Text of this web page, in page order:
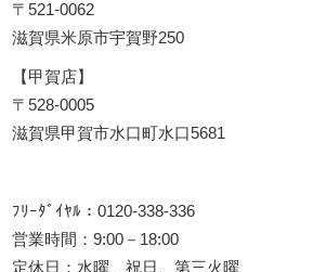
〒521-0062
滋賀県米原市宇賀野250
【甲賀店】
〒528-0005
滋賀県甲賀市水口町水口5681
ﾌﾘｰﾀﾞｲﾔﾙ：0120-338-336
営業時間：9:00－18:00
定休日：水曜、祝日、第三火曜